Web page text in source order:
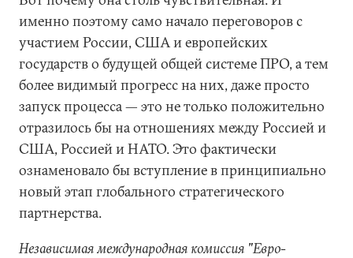
именно поэтому само начало переговоров с
участием России, США и европейских
государств о будущей общей системе ПРО, а тем
более видимый прогресс на них, даже просто
запуск процесса — это не только положительно
отразилось бы на отношениях между Россией и
США, Россией и НАТО. Это фактически
ознаменовало бы вступление в принципиально
новый этап глобального стратегического
партнерства.
Независимая международная комиссия "Евро-